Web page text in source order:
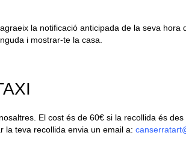
la notificació anticipada de la seva hora
i mostrar-te la casa.
El cost és de 60€ si la recollida és des
la teva recollida envia un email a: